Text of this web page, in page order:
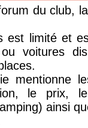
du club,
est limité et
voitures
mentionne
le prix,
ainsi